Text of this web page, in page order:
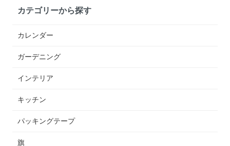
カテゴリーから探す
カレンダー
ガーデニング
インテリア
キッチン
パッキングテープ
旗